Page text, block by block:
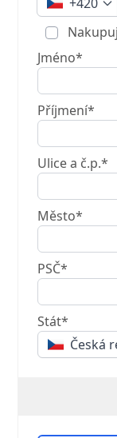
Jméno*
Příjmení*
Ulice a č.p.*
Město*
PSČ*
Stát*
Česká